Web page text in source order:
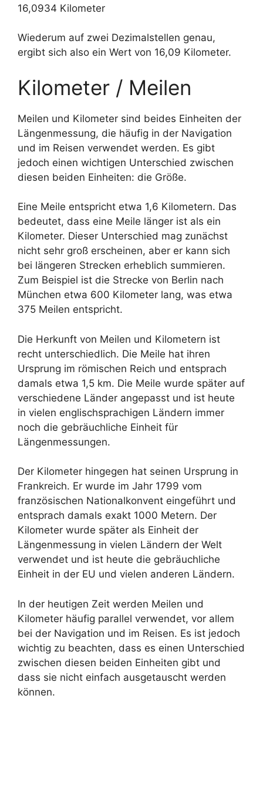
16,0934 Kilometer
Wiederum auf zwei Dezimalstellen genau,
ergibt sich also ein Wert von 16,09 Kilometer.
Kilometer / Meilen
Meilen und Kilometer sind beides Einheiten der
Längenmessung, die häufig in der Navigation
und im Reisen verwendet werden. Es gibt
jedoch einen wichtigen Unterschied zwischen
diesen beiden Einheiten: die Größe.
Eine Meile entspricht etwa 1,6 Kilometern. Das
bedeutet, dass eine Meile länger ist als ein
Kilometer. Dieser Unterschied mag zunächst
nicht sehr groß erscheinen, aber er kann sich
bei längeren Strecken erheblich summieren.
Zum Beispiel ist die Strecke von Berlin nach
München etwa 600 Kilometer lang, was etwa
375 Meilen entspricht.
Die Herkunft von Meilen und Kilometern ist
recht unterschiedlich. Die Meile hat ihren
Ursprung im römischen Reich und entsprach
damals etwa 1,5 km. Die Meile wurde später auf
verschiedene Länder angepasst und ist heute
in vielen englischsprachigen Ländern immer
noch die gebräuchliche Einheit für
Längenmessungen.
Der Kilometer hingegen hat seinen Ursprung in
Frankreich. Er wurde im Jahr 1799 vom
französischen Nationalkonvent eingeführt und
entsprach damals exakt 1000 Metern. Der
Kilometer wurde später als Einheit der
Längenmessung in vielen Ländern der Welt
verwendet und ist heute die gebräuchliche
Einheit in der EU und vielen anderen Ländern.
In der heutigen Zeit werden Meilen und
Kilometer häufig parallel verwendet, vor allem
bei der Navigation und im Reisen. Es ist jedoch
wichtig zu beachten, dass es einen Unterschied
zwischen diesen beiden Einheiten gibt und
dass sie nicht einfach ausgetauscht werden
können.